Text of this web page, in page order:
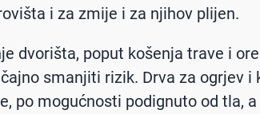
i za zmije i za njihov plijen.
dvorišta, poput košenja trave i
smanjiti rizik. Drva za ogrjev i
po mogućnosti podignuto od tla,